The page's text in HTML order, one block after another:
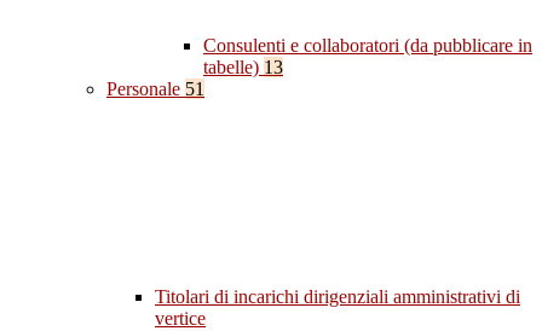
Consulenti e collaboratori (da pubblicare in
tabelle) 13
Personale 51
Titolari di incarichi dirigenziali amministrativi di
vertice